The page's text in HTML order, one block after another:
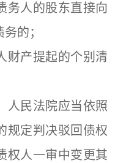
务人的股东直接向
的；
产提起的个别清
民法院应当依照
规定判决驳回债权
权人一审中变更其